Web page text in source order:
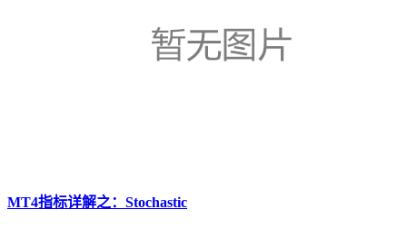
MT4指标详解之：Stochastic